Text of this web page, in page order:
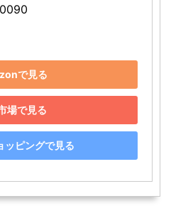
で見る
場で見る
ピングで見る